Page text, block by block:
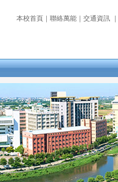
本校首頁 ｜ 聯絡萬能 ｜ 交通資訊 ｜